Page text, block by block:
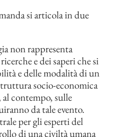
si articola in due
non rappresenta
e dei saperi che si
e delle modalità di un
socio-economica
contempo, sulle
da tale evento.
per gli esperti del
di una civiltà umana